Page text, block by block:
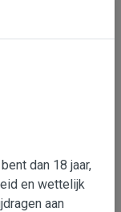
check de
balk hierboven
dan 18 jaar,
en wettelijk
aan